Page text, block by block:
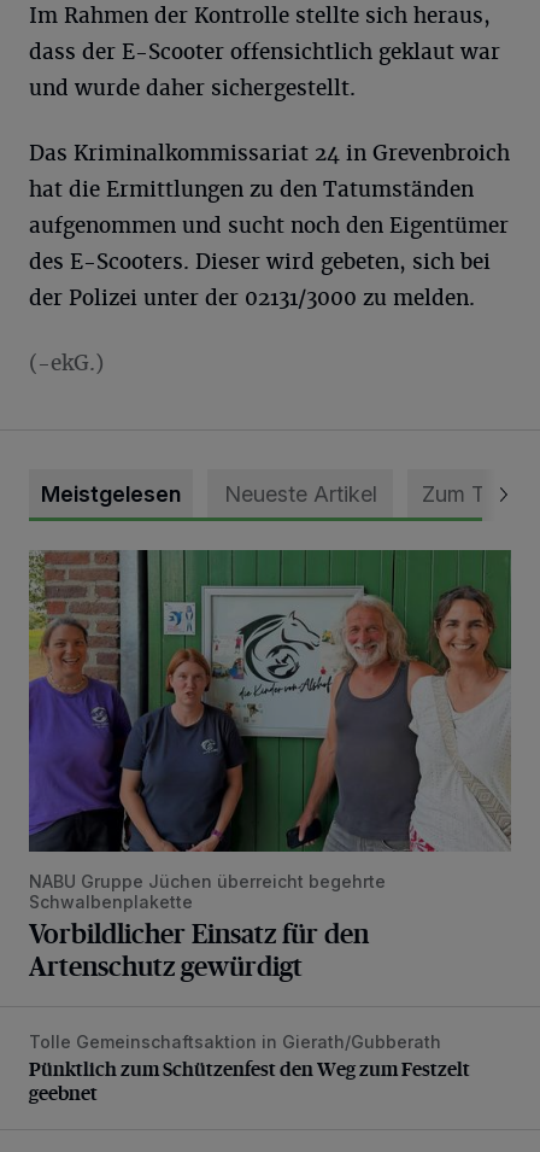
Im Rahmen der Kontrolle stellte sich heraus,
dass der E-Scooter offensichtlich geklaut war
und wurde daher sichergestellt.
Das Kriminalkommissariat 24 in Grevenbroich
hat die Ermittlungen zu den Tatumständen
aufgenommen und sucht noch den Eigentümer
des E-Scooters. Dieser wird gebeten, sich bei
der Polizei unter der 02131/3000 zu melden.
(-ekG.)
Meistgelesen Neueste Artikel Zum Thema
Vorbildlicher Einsatz für den Artenschutz gewürdigt
NABU Gruppe Jüchen überreicht begehrte
Schwalbenplakette
Vorbildlicher Einsatz für den
Artenschutz gewürdigt
Pünktlich zum Schützenfest den Weg zum Festzelt
Tolle Gemeinschaftsaktion in Gierath/Gubberath
Pünktlich zum Schützenfest den Weg zum Festzelt
geebnet